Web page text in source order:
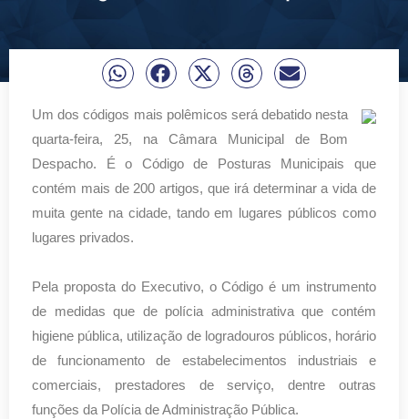
Um dos códigos mais polêmicos será debatido nesta
quarta-feira, 25, na Câmara Municipal de Bom
Despacho. É o Código de Posturas Municipais que
contém mais de 200 artigos, que irá determinar a vida de
muita gente na cidade, tando em lugares públicos como
lugares privados.
Pela proposta do Executivo, o Código é um instrumento
de medidas que de polícia administrativa que contém
higiene pública, utilização de logradouros públicos, horário
de funcionamento de estabelecimentos industriais e
comerciais, prestadores de serviço, dentre outras
funções da Polícia de Administração Pública.